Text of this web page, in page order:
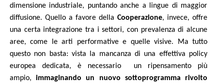
dimensione industriale, puntando anche a lingue di maggior
diffusione. Quello a favore della Cooperazione, invece, offre
una certa integrazione tra i settori, con prevalenza di alcune
aree, come le arti performative e quelle visive. Ma tutto
questo non basta: vista la mancanza di una effettiva policy
europea dedicata, è necessario
un ripensamento più
ampio,
immaginando un nuovo sottoprogramma rivolto